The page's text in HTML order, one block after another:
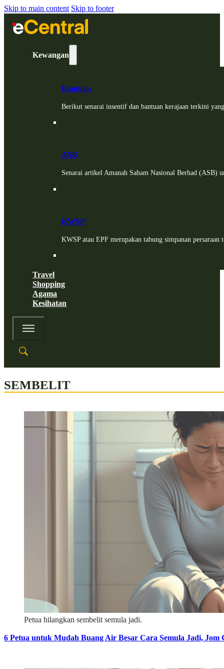
Skip to main content Skip to footer
Kewangan
Bantuan
Berikut senarai insentif dan bantuan kerajaan terkini
ASB
Senarai artikel Amanah Saham Nasional Berhad (ASB)
KWSP
KWSP atau EPF merupakan tabung simpanan persaraan
Travel
Shopping
Agama
Kesihatan
SEMBELIT
Petua hilangkan sembelit semula jadi.
6 Petua untuk Mudah Buang Air Besar Cara Semula Jadi, Jom